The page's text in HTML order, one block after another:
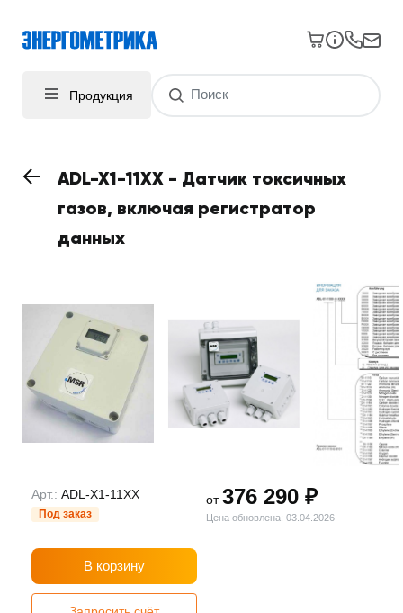
Продукция
ADL-X1-11XX - Датчик токсичных
газов, включая регистратор
данных
Арт.: ADL-X1-11XX
Под заказ
от376 290 ₽
Цена обновлена: 03.04.2026
В корзину